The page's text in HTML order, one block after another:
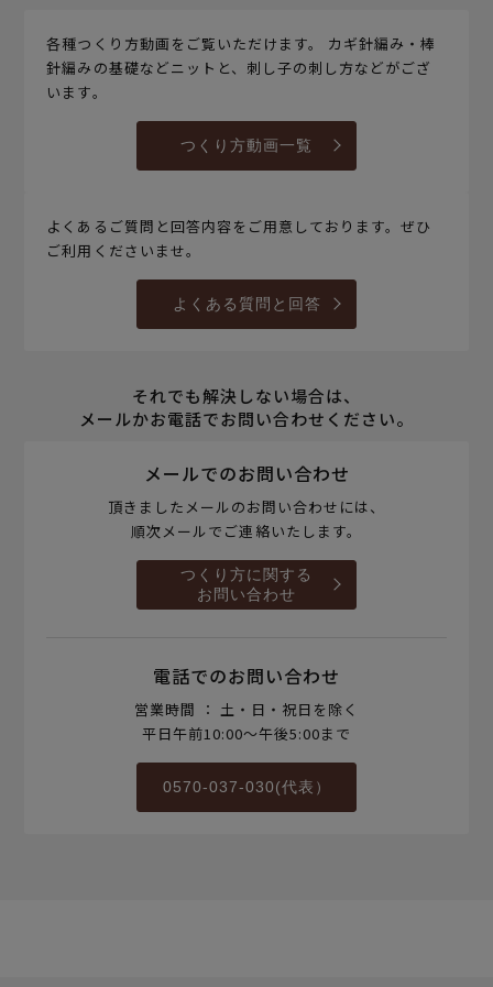
各種つくり方動画をご覧いただけます。 カギ針編み・棒
針編みの基礎などニットと、刺し子の刺し方などがござ
います。
つくり方動画一覧
よくあるご質問と回答内容をご用意しております。ぜひ
ご利用くださいませ。
よくある質問と回答
それでも解決しない場合は、
メールかお電話でお問い合わせください。
メールでのお問い合わせ
頂きましたメールのお問い合わせには、
順次メールでご連絡いたします。
つくり方に関する
お問い合わせ
電話でのお問い合わせ
営業時間 ： 土・日・祝日を除く
平日午前10:00～午後5:00まで
0570-037-030(代表）